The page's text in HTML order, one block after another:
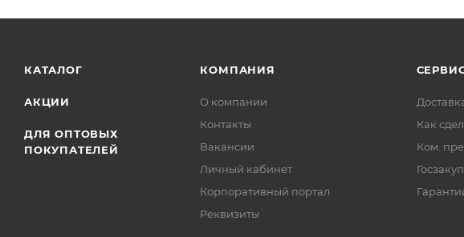
КАТАЛОГ
АКЦИИ
ДЛЯ ОПТОВЫХ
ПОКУПАТЕЛЕЙ
КОМПАНИЯ
О компании
Контакты
Вакансии
Личный кабинет
Корпоративный портал
Реквизиты
Как
Ком.